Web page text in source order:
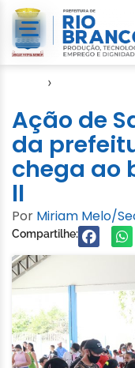
›
Ação de
da
chega ao
ll
Por Miriam Melo/
Compartilhe: